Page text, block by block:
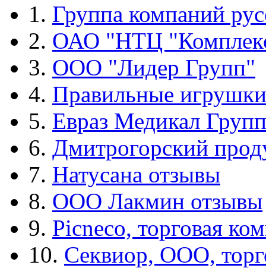
1. Группа компаний
2. ОАО "НТЦ
3. ООО "Лидер Групп"
4. Правильные игрушки
5. Евраз Медикал Групп
6. Дмитрогорский
7. Натусана отзывы
8. ООО Лакмин отзывы
9. Picneco, торговая
10. Секвиор, ООО,